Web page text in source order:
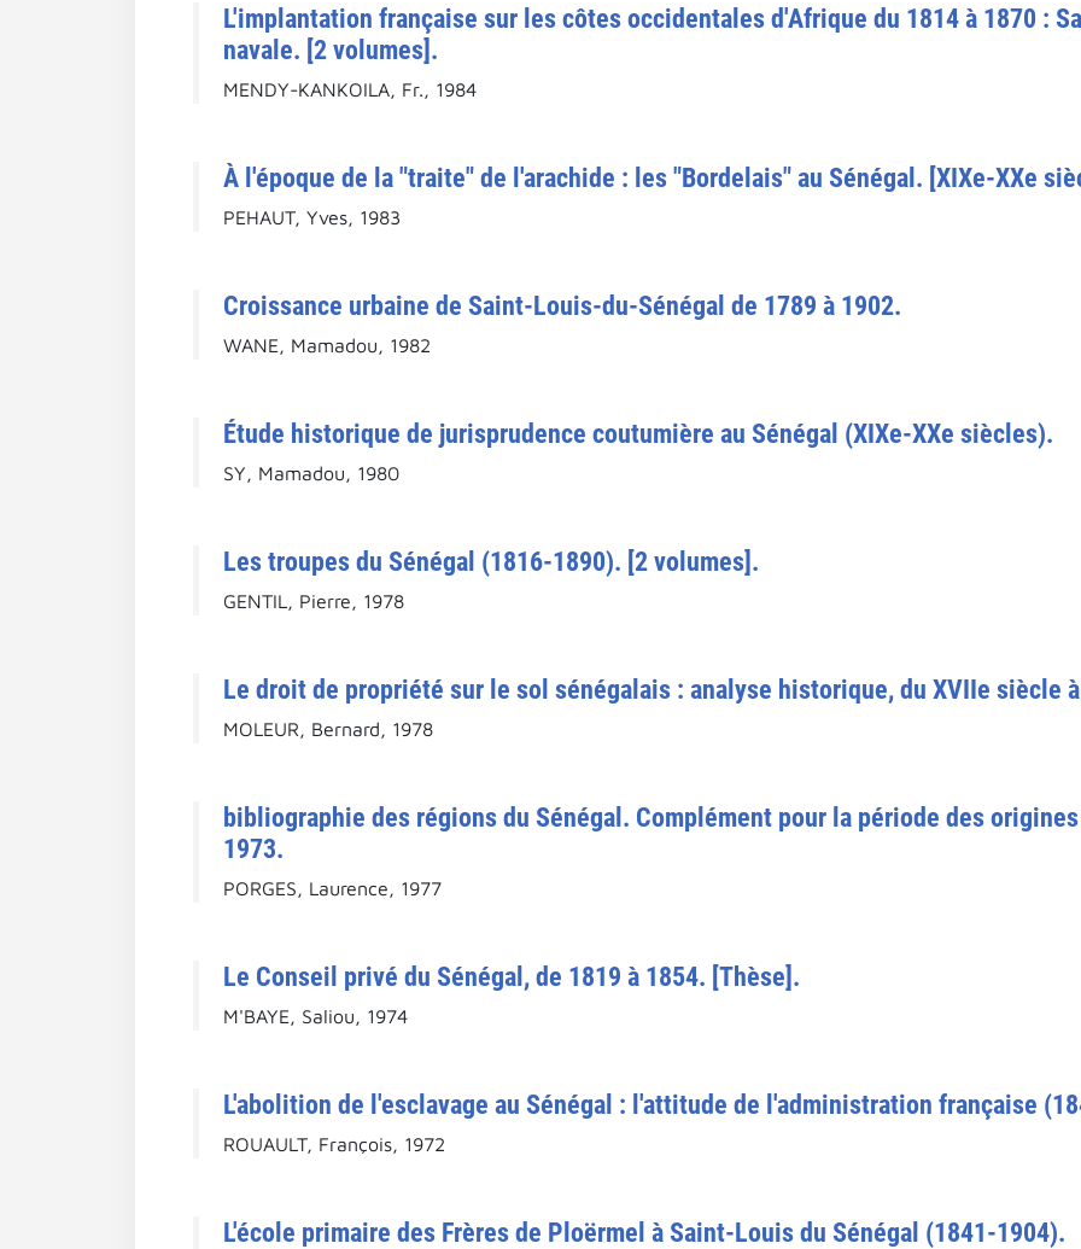
L'implantation française sur les côtes occidentales d'Afrique du 1814 à 1870 :
navale. [2 volumes].
MENDY-KANKOILA, Fr., 1984
À l'époque de la "traite" de l'arachide : les "Bordelais" au Sénégal. [XIXe-XXe
PEHAUT, Yves, 1983
Croissance urbaine de Saint-Louis-du-Sénégal de 1789 à 1902.
WANE, Mamadou, 1982
Étude historique de jurisprudence coutumière au Sénégal (XIXe-XXe siècles).
SY, Mamadou, 1980
Les troupes du Sénégal (1816-1890). [2 volumes].
GENTIL, Pierre, 1978
Le droit de propriété sur le sol sénégalais : analyse historique, du XVIIe siècle
MOLEUR, Bernard, 1978
bibliographie des régions du Sénégal. Complément pour la période des
1973.
PORGES, Laurence, 1977
Le Conseil privé du Sénégal, de 1819 à 1854. [Thèse].
M'BAYE, Saliou, 1974
L'abolition de l'esclavage au Sénégal : l'attitude de l'administration française
ROUAULT, François, 1972
L'école primaire des Frères de Ploërmel à Saint-Louis du Sénégal (1841-1904).